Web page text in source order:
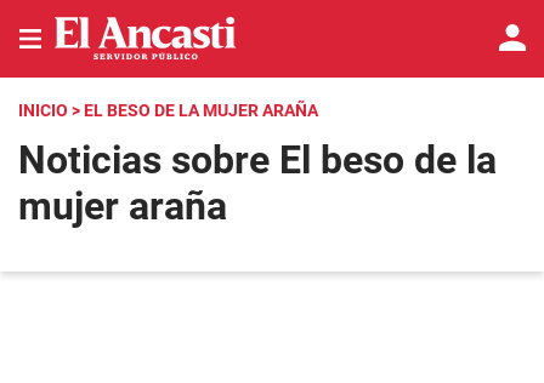
INICIO > EL BESO DE LA MUJER ARAÑA
Noticias sobre El beso de la
mujer araña